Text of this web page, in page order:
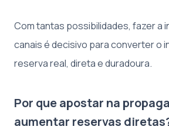
Com tantas possibilidades, fazer a
canais é decisivo para converter o
reserva real, direta e duradoura.
Por que apostar na
aumentar reservas